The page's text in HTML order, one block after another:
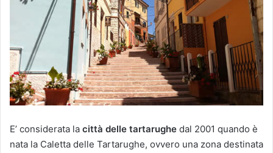
E’ considerata la città delle tartarughe dal 2001 quando è
nata la Caletta delle Tartarughe, ovvero una zona destinata